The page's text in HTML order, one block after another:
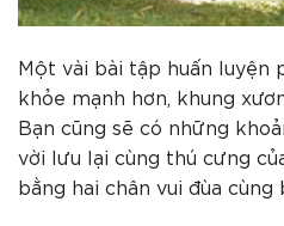
Một vài bài tập huấn luyện
khỏe mạnh hơn, khung
Bạn cũng sẽ có những
vời lưu lại cùng thú cưng
bằng hai chân vui đùa cùng